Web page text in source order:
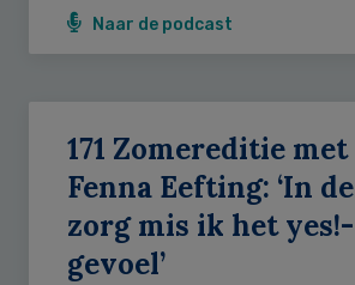
Naar de podcast
171 Zomereditie met
Fenna Eefting: ‘In de
zorg mis ik het yes!-
gevoel’